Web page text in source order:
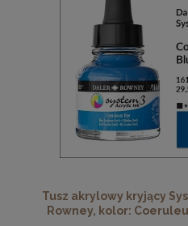
Tusz akrylowy kryjący
Rowney, kolor: